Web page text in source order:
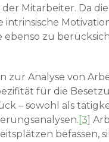
Mitarbeiter. Da
ebenso zu
zur Analyse von
für die
– sowohl als
[3]
befassen,